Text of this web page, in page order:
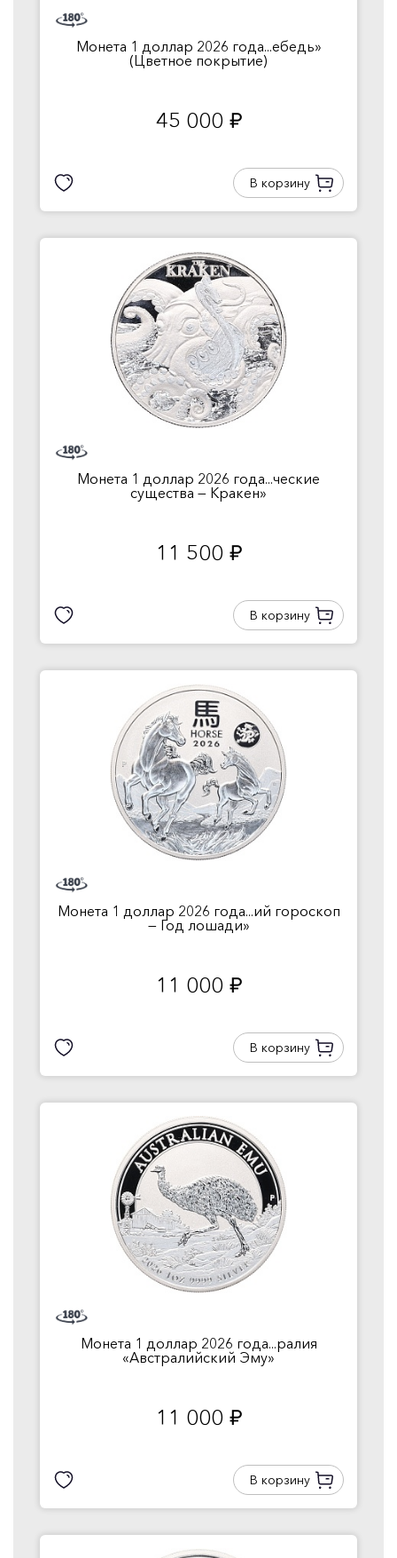
Монета 1 доллар 2026 года...ебедь»
(Цветное покрытие)
45 000 руб.
В корзину
Монета 1 доллар 2026 года...ческие
существа — Кракен»
11 500 руб.
В корзину
Монета 1 доллар 2026 года...ий гороскоп
— Год лошади»
11 000 руб.
В корзину
Монета 1 доллар 2026 года...ралия
«Австралийский Эму»
11 000 руб.
В корзину